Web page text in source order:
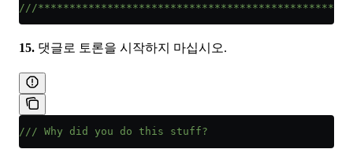
///
15. 댓글로 토론을 시작하지 마십시오.
/// Why did you do this stuff?